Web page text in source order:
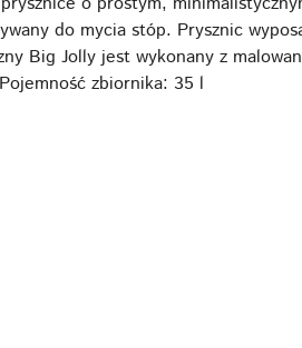
do mycia stóp. Prysznic
Big Jolly jest wykonany z
zbiornika: 35 l